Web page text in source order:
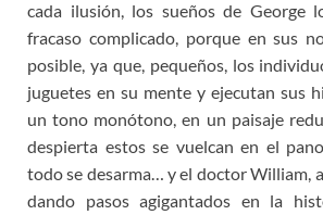
cada ilusión, los sueños de George
fracaso complicado, porque en sus
posible, ya que, pequeños, los
juguetes en su mente y ejecutan sus
un tono monótono, en un paisaje
despierta estos se vuelcan en el
todo se desarma… y el doctor William,
dando pasos agigantados en la